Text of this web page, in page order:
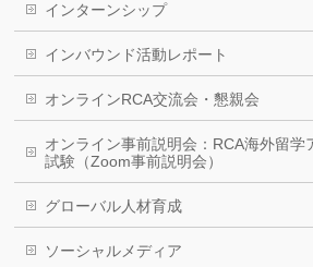
インターンシップ
インバウンド活動レポート
オンラインRCA交流会・懇親会
オンライン事前説明会：RCA海外留学
試験（Zoom事前説明会）
グローバル人材育成
ソーシャルメディア